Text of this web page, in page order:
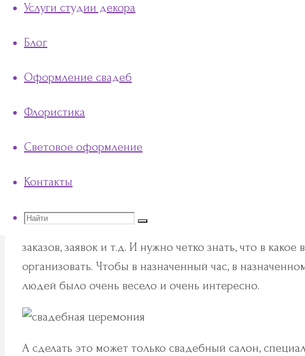
content
Услуги студии декора
Блог
Оформление свадеб
Флористика
Световое оформление
Контакты
Поиск
Найти
Дело для настоящих
Самостоятельно организовать и выдержать
даже их свидетелей вряд ли получится. Да они и не
самодеятельности. В противном случае, оно рискует
Любая свадьба — мероприятие комплексное,
заказов, заявок и т.д. И нужно четко знать, что в
организовать. Чтобы в назначенный час, в
людей было очень весело и очень интересно.
А сделать это может только свадебный салон,